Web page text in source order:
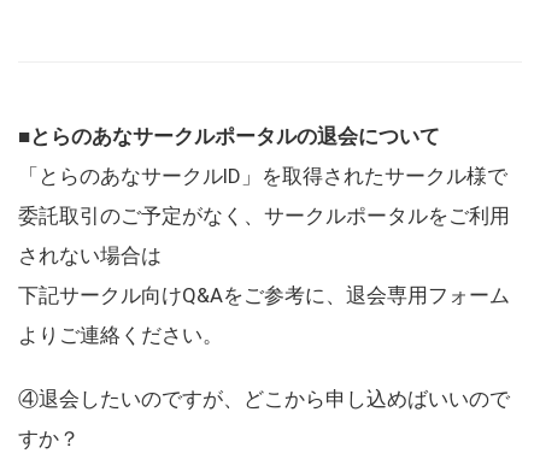
■とらのあなサークルポータルの退会について
「とらのあなサークルID」を取得されたサークル様で
委託取引のご予定がなく、サークルポータルをご利用
されない場合は
下記サークル向けQ&Aをご参考に、退会専用フォーム
よりご連絡ください。
④退会したいのですが、どこから申し込めばいいので
すか？